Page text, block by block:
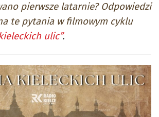
pierwsze latarnie? Odpowiedzi
te pytania w filmowym cyklu
ulic”.